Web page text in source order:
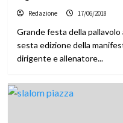
Redazione 17/06/2018
Grande festa della pallavolo
sesta edizione della
dirigente e allenatore...